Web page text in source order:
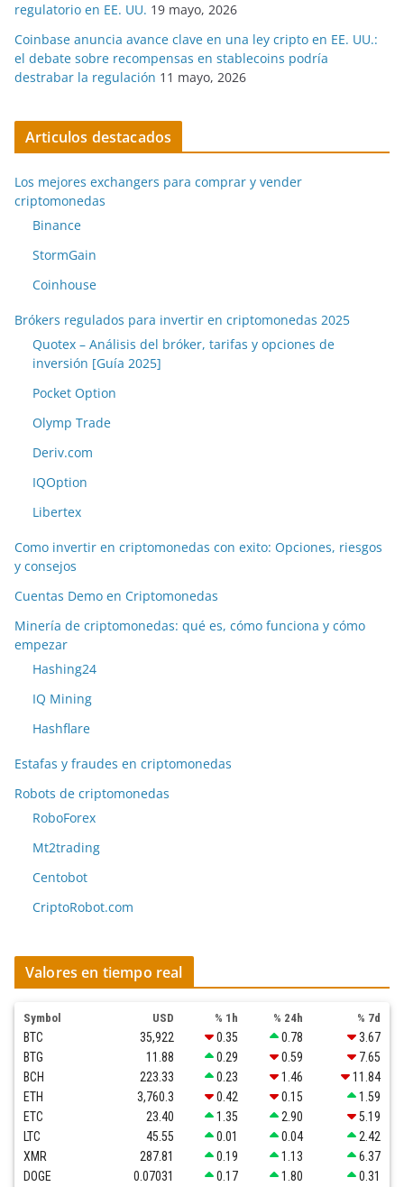
regulatorio en EE. UU. 19 mayo, 2026
Coinbase anuncia avance clave en una ley cripto en EE. UU.:
el debate sobre recompensas en stablecoins podría
destrabar la regulación 11 mayo, 2026
Articulos destacados
Los mejores exchangers para comprar y vender
criptomonedas
Binance
StormGain
Coinhouse
Brókers regulados para invertir en criptomonedas 2025
Quotex – Análisis del bróker, tarifas y opciones de
inversión [Guía 2025]
Pocket Option
Olymp Trade
Deriv.com
IQOption
Libertex
Como invertir en criptomonedas con exito: Opciones, riesgos
y consejos
Cuentas Demo en Criptomonedas
Minería de criptomonedas: qué es, cómo funciona y cómo
empezar
Hashing24
IQ Mining
Hashflare
Estafas y fraudes en criptomonedas
Robots de criptomonedas
RoboForex
Mt2trading
Centobot
CriptoRobot.com
Valores en tiempo real
Symbol USD % 1h % 24h % 7d
BTC 35,922 0.35 0.78
3.67
BTG
11.88 0.29 0.59
7.65
BCH
223.33 0.23 1.46
11.84
ETH
3,760.3 0.42 0.15
1.59
ETC
23.40 1.35 2.90
5.19
LTC
45.55 0.01 0.04
2.42
XMR
287.81 0.19 1.13
6.37
DOGE
0.07031 0.17 1.80
0.31